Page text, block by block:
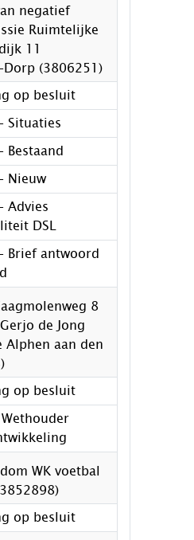
negatief
Ruimtelijke
11
(3806251)
op besluit
Situaties
Bestaand
Nieuw
Advies
DSL
Brief antwoord
8
de Jong
Alphen aan den
op besluit
WK voetbal
op besluit